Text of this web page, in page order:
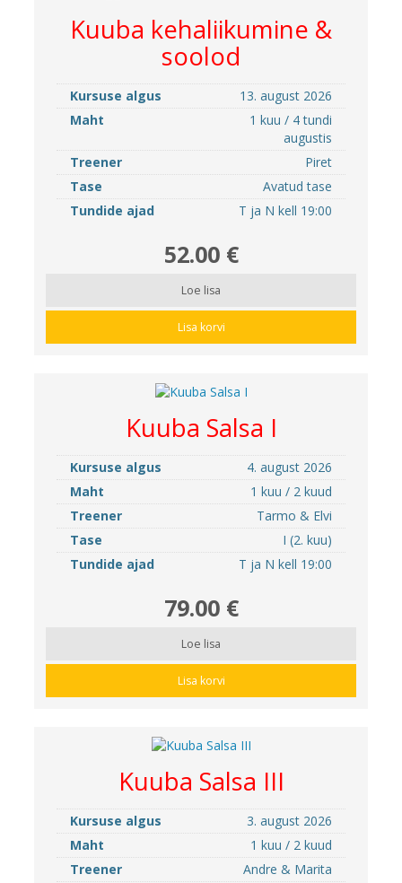
Kuuba kehaliikumine &
soolod
Kursuse algus
13. august 2026
Maht
1 kuu / 4 tundi
augustis
Treener
Piret
Tase
Avatud tase
Tundide ajad
T ja N kell 19:00
52.00 €
Loe lisa
Lisa korvi
Kuuba Salsa I
Kursuse algus
4. august 2026
Maht
1 kuu / 2 kuud
Treener
Tarmo & Elvi
Tase
I (2. kuu)
Tundide ajad
T ja N kell 19:00
79.00 €
Loe lisa
Lisa korvi
Kuuba Salsa III
Kursuse algus
3. august 2026
Maht
1 kuu / 2 kuud
Treener
Andre & Marita